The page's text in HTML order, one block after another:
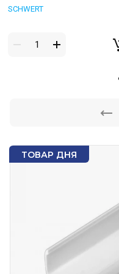
ТОВАР ДНЯ
SCHWERT